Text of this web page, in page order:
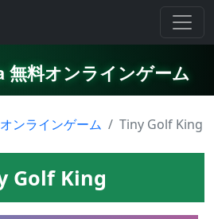
無料オンラインゲーム
ンラインゲーム Tiny Golf King
Golf King